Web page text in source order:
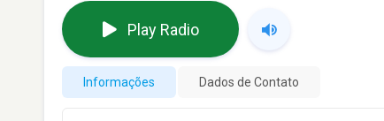
Play Radio
Informações Dados de Contato